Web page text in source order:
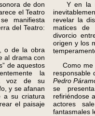
de don
el Teatro
manifiesta
del Teatro:
o de la obra
al drama con
de aquestos
la
voz de su
y se afanan
a su criatura
el paisaje
Y en la
revelar la
matices de
divorcio
origen y los
Como me
responsable
Pedro
se
refiriéndose
actores
fantasmales